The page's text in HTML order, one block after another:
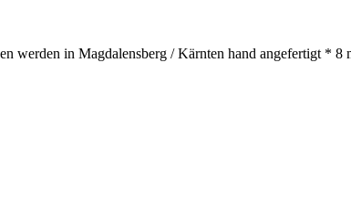
werden in Magdalensberg / Kärnten hand angefertigt *